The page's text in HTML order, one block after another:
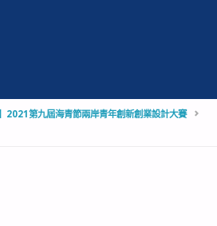
】2021第九屆海青節兩岸青年創新創業設計大賽